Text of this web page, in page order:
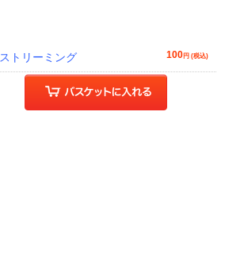
ストリーミング 100円 (税込)